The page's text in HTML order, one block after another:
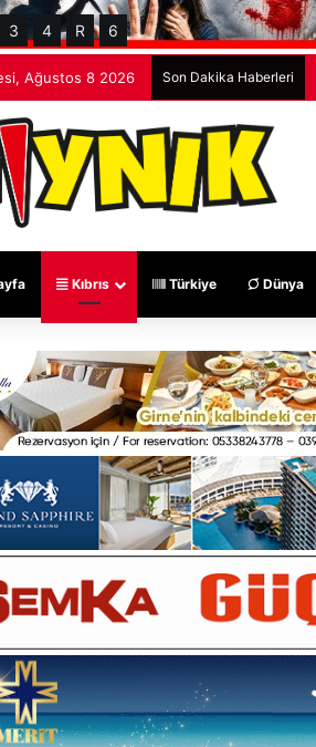
3 4 R 6
Ağustos 8 2026 Son Dakika Haberleri
Kıbrıs Türkiye Dünya